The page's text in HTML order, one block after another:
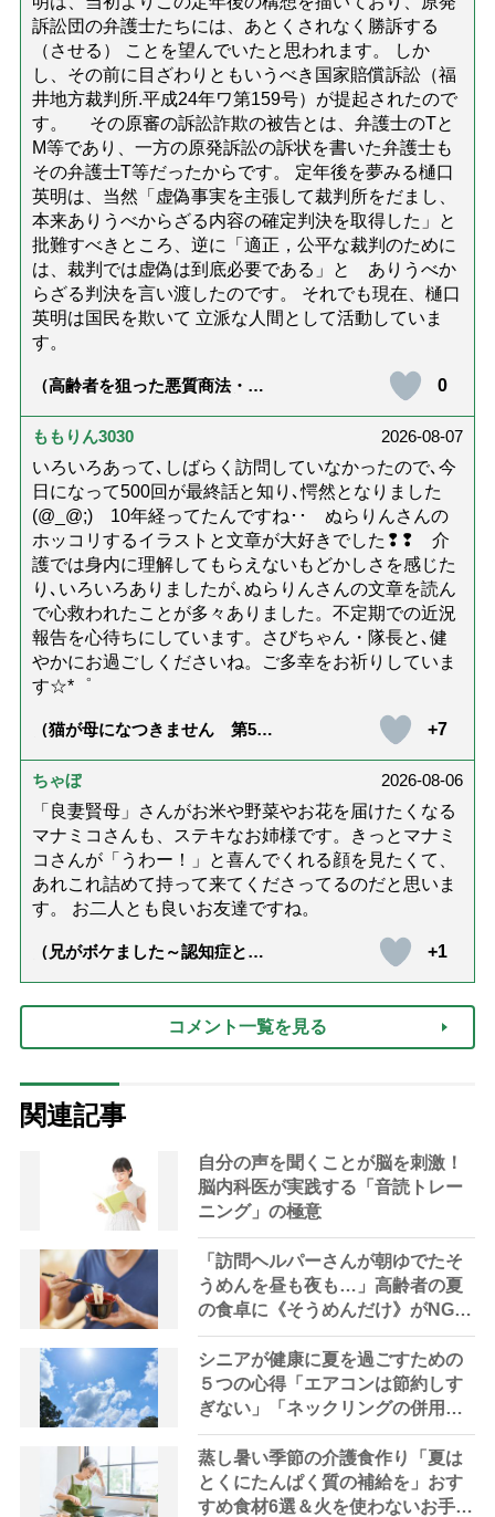
訴訟団の弁護士たちには、あとくされなく勝訴する
（させる） ことを望んでいたと思われます。 しか
し、その前に目ざわりともいうべき国家賠償訴訟（福
井地方裁判所.平成24年ワ第159号）が提起されたので
す。 その原審の訴訟詐欺の被告とは、弁護士のTと
M等であり、一方の原発訴訟の訴状を書いた弁護士も
その弁護士T等だったからです。 定年後を夢みる樋口
英明は、当然「虚偽事実を主張して裁判所をだまし、
本来ありうべからざる内容の確定判決を取得した」と
批難すべきところ、逆に「適正，公平な裁判のために
は、裁判では虚偽は到底必要である」と ありうべか
らざる判決を言い渡したのです。 それでも現在、樋口
英明は国民を欺いて 立派な人間として活動していま
す。
（高齢者を狙った悪質商法・訪
ないための4つの対策「騙されや
すい人の特徴は？」【社会福祉
0
ももりん3030
2026-08-07
いろいろあって､しばらく訪問していなかったので､今
日になって500回が最終話と知り､愕然となりました
(@_@;) 10年経ってたんですね･･ ぬらりんさんの
ホッコリするイラストと文章が大好きでした❢❢ 介
護では身内に理解してもらえないもどかしさを感じた
り､いろいろありましたが､ぬらりんさんの文章を読ん
で心救われたことが多々ありました。不定期での近況
報告を心待ちにしています。さびちゃん・隊長と､健
やかにお過ごしくださいね。ご多幸をお祈りしていま
す☆*゜
（猫が母になつきません 第500
+7
ちゃぼ
2026-08-06
「良妻賢母」さんがお米や野菜やお花を届けたくなる
マナミコさんも、ステキなお姉様です。きっとマナミ
コさんが「うわー！」と喜んでくれる顔を見たくて、
あれこれ詰めて持って来てくださってるのだと思いま
す。 お二人とも良いお友達ですね。
（兄がボケました～認知症と介
達』が届きました」）
+1
コメント一覧を見る
関連記事
自分の声を聞くことが脳を刺激！
脳内科医が実践する「音読トレー
ニング」の極意
「訪問ヘルパーさんが朝ゆでたそ
うめんを昼も夜も…」高齢者の夏
の食卓に《そうめんだけ》がNGな
理由とは？【管理栄養士が解説】
シニアが健康に夏を過ごすための
５つの心得「エアコンは節約しす
ぎない」「ネックリングの併用で
電気代をお得に」【節約＆家事ア
ドバイザー解説】
蒸し暑い季節の介護食作り「夏は
とくにたんぱく質の補給を」おす
すめ食材6選＆火を使わないお手軽